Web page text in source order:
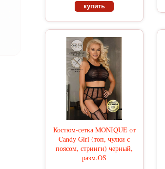
купить
Костюм-сетка MONIQUE от
Candy Girl (топ, чулки с
поясом, стринги) черный,
разм.OS